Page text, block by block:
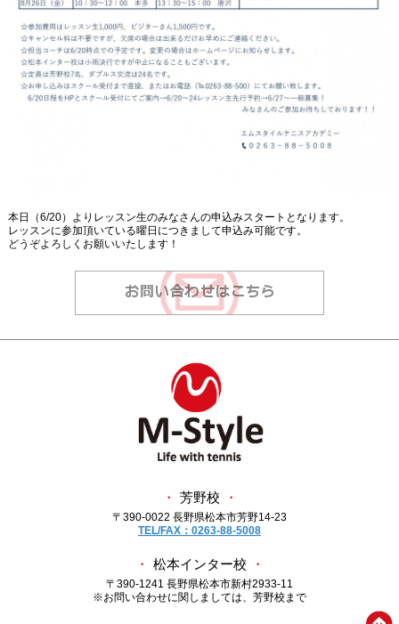
本日（6/20）よりレッスン生のみなさんの申込みスタートとなります。
レッスンに参加頂いている曜日につきまして申込み可能です。
どうぞよろしくお願いいたします！
・ 芳野校 ・
〒390-0022 長野県松本市芳野14-23
TEL/FAX：0263-88-5008
・ 松本インター校 ・
〒390-1241 長野県松本市新村2933-11
※お問い合わせに関しましては、芳野校まで